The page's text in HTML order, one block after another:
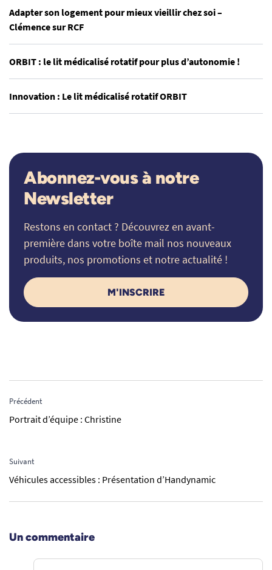
Adapter son logement pour mieux vieillir chez soi –
Clémence sur RCF
ORBIT : le lit médicalisé rotatif pour plus d’autonomie !
Innovation : Le lit médicalisé rotatif ORBIT
Abonnez-vous à notre
Newsletter
Restons en contact ? Découvrez en avant-
première dans votre boîte mail nos nouveaux
produits, nos promotions et notre actualité !
M'INSCRIRE
Précédent
Portrait d’équipe : Christine
Suivant
Véhicules accessibles : Présentation d’Handynamic
Un commentaire